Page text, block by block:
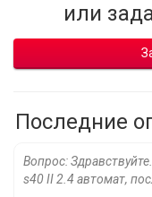
или
Последние
Вопрос:
s40 II 2.4 автомат,